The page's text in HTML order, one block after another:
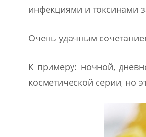
инфекциями и токсинами
Очень удачным
К примеру: ночной,
косметической серии, но